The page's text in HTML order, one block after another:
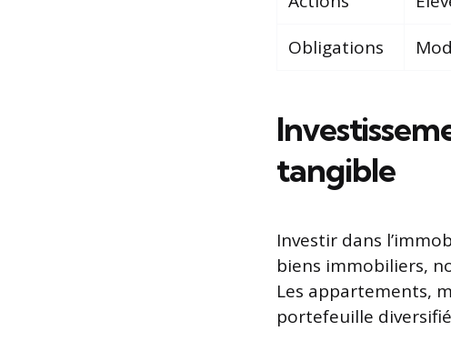
Obligations
tangible
Investir dans
biens immobiliers,
Les appartements,
portefeuille